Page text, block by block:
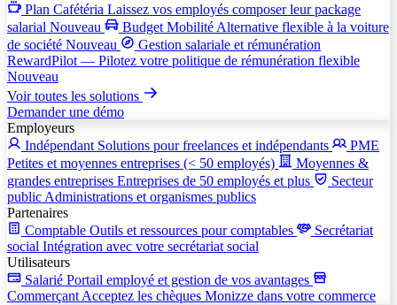
Plan Cafétéria Laissez vos employés composer leur package
salarial Nouveau Budget Mobilité Alternative flexible à la voiture
de société Nouveau
Gestion salariale et rémunération
RewardPilot — Pilotez votre politique de rémunération flexible
Nouveau
Voir toutes les solutions
Demander une démo
Employeurs
Indépendant Solutions pour freelances et indépendants
PME
Petites et moyennes entreprises (< 50 employés)
Moyennes &
grandes entreprises Entreprises de 50 employés et plus
Secteur
public Administrations et organismes publics
Partenaires
Comptable Outils et ressources pour comptables
Secrétariat
social Intégration avec votre secrétariat social
Utilisateurs
Salarié Portail employé et gestion de vos avantages
Commerçant Acceptez les chèques Monizze dans votre commerce